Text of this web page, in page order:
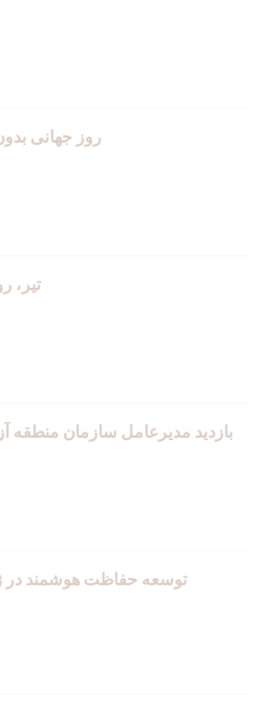
روز جهانی
۱۴
بازدید مدیرعامل سازمان منطقه
توسعه حفاظت هوشمند در